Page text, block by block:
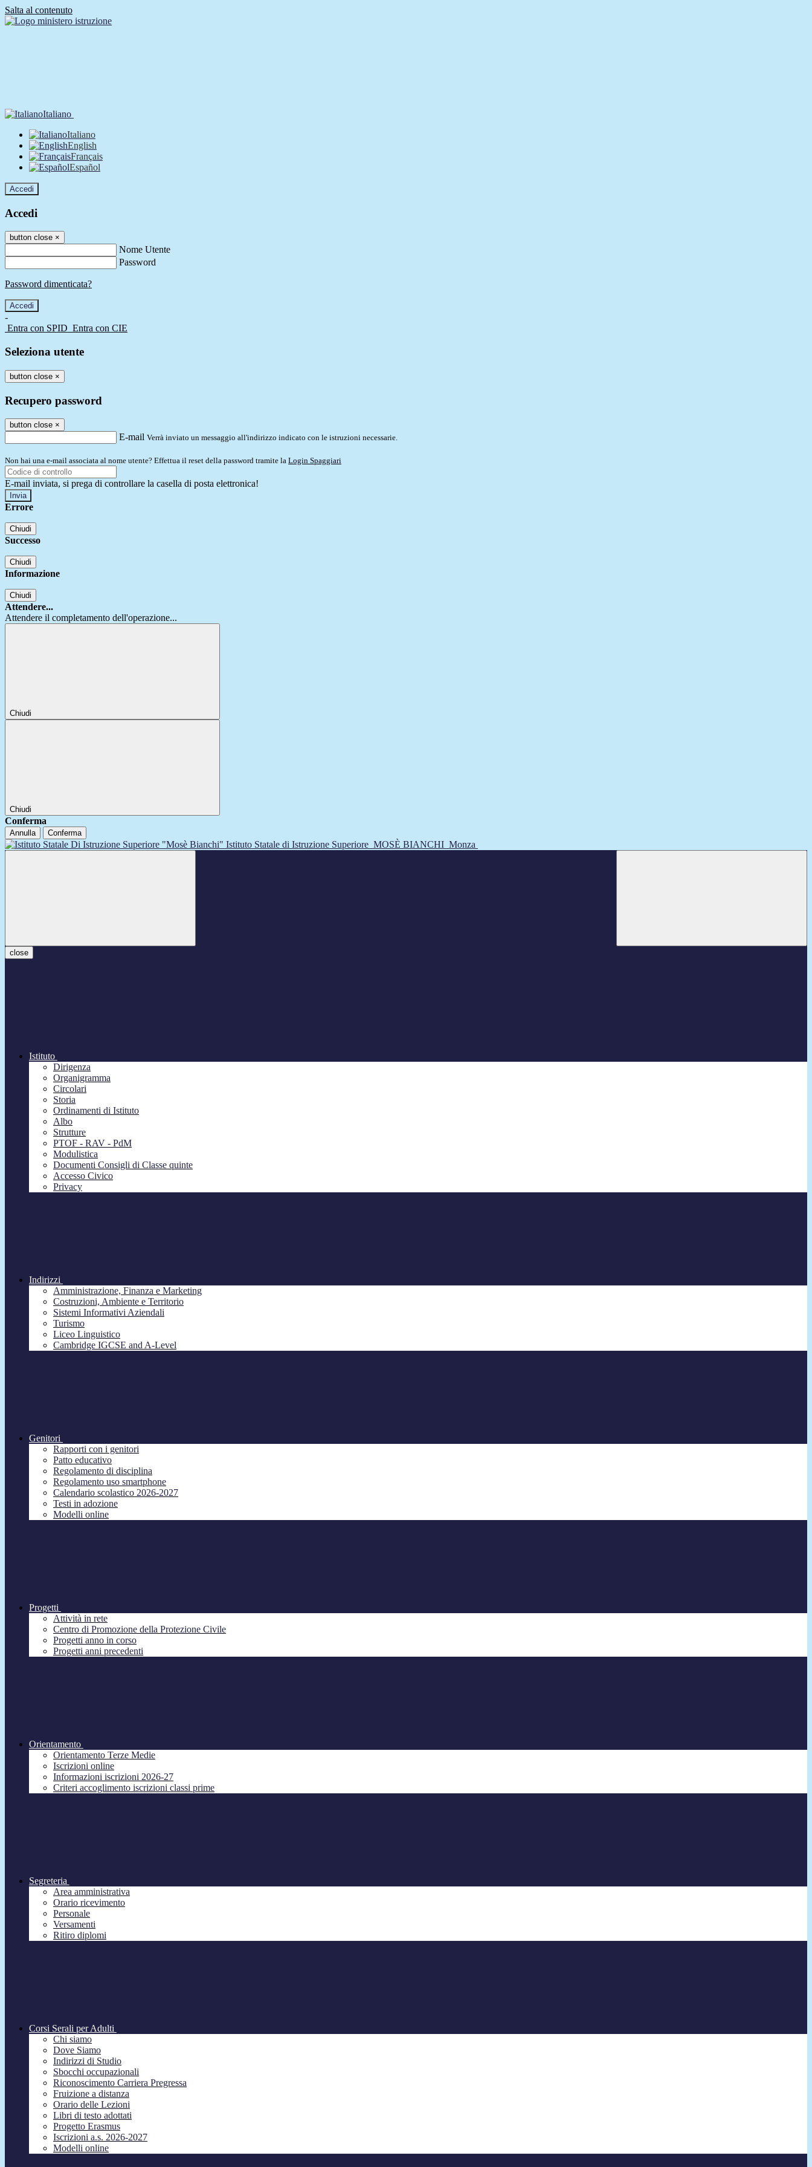
Salta al contenuto
Italiano
Italiano
English
Français
Español
Accedi
Accedi
button close ×
Nome Utente
Password
Password dimenticata?
-
Entra con SPID Entra con CIE
Seleziona utente
button close ×
Recupero password
button close ×
E-mail Verrà inviato un messaggio all'indirizzo indicato con le istruzioni necessarie.
Non hai una e-mail associata al nome utente? Effettua il reset della password tramite la Login Spaggiari
E-mail inviata, si prega di controllare la casella di posta elettronica!
Errore
Chiudi
Successo
Chiudi
Informazione
Chiudi
Attendere...
Attendere il completamento dell'operazione...
Chiudi
Chiudi
Conferma
Annulla Conferma
Istituto Statale di Istruzione Superiore MOSÈ BIANCHI Monza
close
Istituto
Dirigenza
Organigramma
Circolari
Storia
Ordinamenti di Istituto
Albo
Strutture
PTOF - RAV - PdM
Modulistica
Documenti Consigli di Classe quinte
Accesso Civico
Privacy
Indirizzi
Amministrazione, Finanza e Marketing
Costruzioni, Ambiente e Territorio
Sistemi Informativi Aziendali
Turismo
Liceo Linguistico
Cambridge IGCSE and A-Level
Genitori
Rapporti con i genitori
Patto educativo
Regolamento di disciplina
Regolamento uso smartphone
Calendario scolastico 2026-2027
Testi in adozione
Modelli online
Progetti
Attività in rete
Centro di Promozione della Protezione Civile
Progetti anno in corso
Progetti anni precedenti
Orientamento
Orientamento Terze Medie
Iscrizioni online
Informazioni iscrizioni 2026-27
Criteri accoglimento iscrizioni classi prime
Segreteria
Area amministrativa
Orario ricevimento
Personale
Versamenti
Ritiro diplomi
Corsi Serali per Adulti
Chi siamo
Dove Siamo
Indirizzi di Studio
Sbocchi occupazionali
Riconoscimento Carriera Pregressa
Fruizione a distanza
Orario delle Lezioni
Libri di testo adottati
Progetto Erasmus
Iscrizioni a.s. 2026-2027
Modelli online